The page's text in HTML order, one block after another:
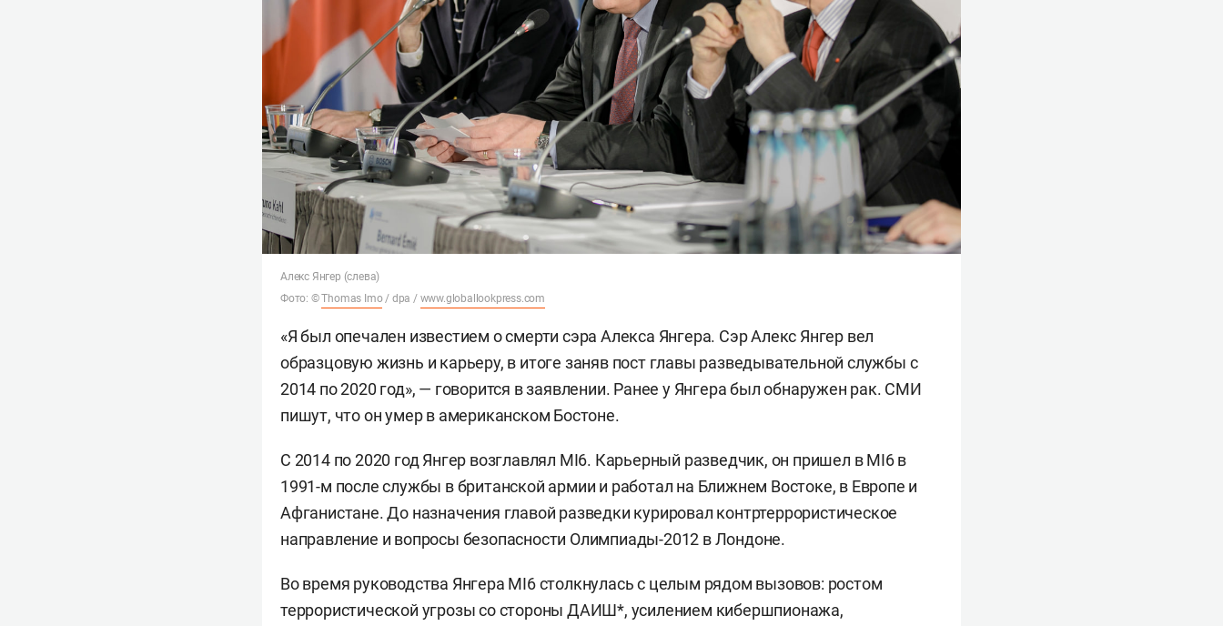
Алекс Янгер (слева)
Фото: ©Thomas Imo/ dpa / www.globallookpress.com
«Я был опечален известием о смерти сэра Алекса Янгера. Сэр Алекс Янгер вел
образцовую жизнь и карьеру, в итоге заняв пост главы разведывательной службы с
2014 по 2020 год», — говорится в заявлении. Ранее у Янгера был обнаружен рак. СМИ
пишут, что он умер в американском Бостоне.
С 2014 по 2020 год Янгер возглавлял MI6. Карьерный разведчик, он пришел в MI6 в
1991-м после службы в британской армии и работал на Ближнем Востоке, в Европе и
Афганистане. До назначения главой разведки курировал контртеррористическое
направление и вопросы безопасности Олимпиады-2012 в Лондоне.
Во время руководства Янгера MI6 столкнулась с целым рядом вызовов: ростом
террористической угрозы со стороны ДАИШ*, усилением кибершпионажа,